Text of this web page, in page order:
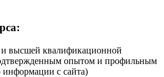
и высшей квалификационной
опытом и профильным
информации с сайта)